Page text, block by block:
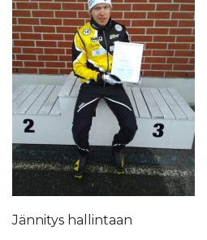
Jännitys hallintaan